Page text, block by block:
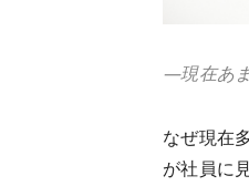
—現在あ
なぜ現在
が社員に